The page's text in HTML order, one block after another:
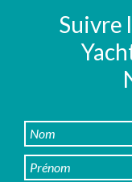
Suivre